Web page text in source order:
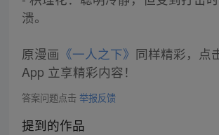
溃。
原漫画 《一人之下》 同样精彩，点
App 立享精彩内容！
答案问题点击 举报反馈
提到的作品